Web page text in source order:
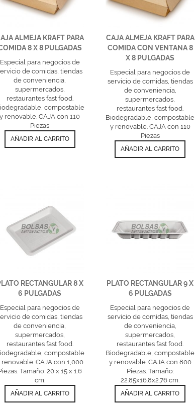
ALMEJA KRAFT PARA
8 X 8 PULGADAS
Especial para negocios de
de comidas, tiendas
de conveniencia,
supermercados,
restaurantes fast food.
compostable
y renovable. CAJA con 110
Piezas
AÑADIR AL CARRITO
CAJA ALMEJA KRAFT PARA
COMIDA CON VENTANA 8
X 8 PULGADAS
Especial para negocios de
servicio de comidas, tiendas
de conveniencia,
supermercados,
restaurantes fast food.
Biodegradable, compostable
y renovable. CAJA con 110
Piezas
AÑADIR AL CARRITO
RECTANGULAR 8 X
6 PULGADAS
Especial para negocios de
de comidas, tiendas
de conveniencia,
supermercados,
restaurantes fast food.
compostable
renovable. CAJA con 1,000
Tamaño: 20 x 15 x 1.6
cm.
AÑADIR AL CARRITO
PLATO RECTANGULAR 9 X
6 PULGADAS
Especial para negocios de
servicio de comidas, tiendas
de conveniencia,
supermercados,
restaurantes fast food.
Biodegradable, compostable
y renovable. CAJA con 800
Piezas. Tamaño:
22.85x16.8x2.76 cm.
AÑADIR AL CARRITO